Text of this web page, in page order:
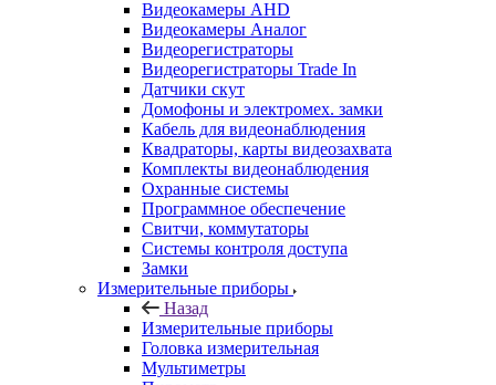
Видеокамеры AHD
Видеокамеры Аналог
Видеорегистраторы
Видеорегистраторы Trade In
Датчики скут
Домофоны и электромех. замки
Кабель для видеонаблюдения
Квадраторы, карты видеозахвата
Комплекты видеонаблюдения
Охранные системы
Программное обеспечение
Свитчи, коммутаторы
Системы контроля доступа
Замки
Измерительные приборы
Назад
Измерительные приборы
Головка измерительная
Мультиметры